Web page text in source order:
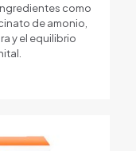
como
de amonio,
y el equilibrio